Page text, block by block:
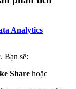
Analytics
Bạn sẽ:
Share hoặc